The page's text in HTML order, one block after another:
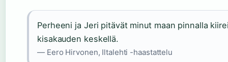
Perheeni ja Jeri pitävät minut maan pinnalla
kisakauden keskellä.
— Eero Hirvonen, Iltalehti -haastattelu